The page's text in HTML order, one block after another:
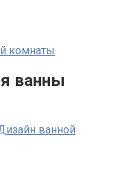
комнаты
ванны
ванной